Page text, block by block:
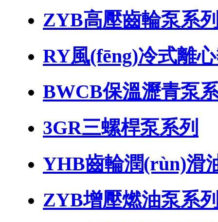
ZYB高壓齒輪泵系
RY風(fēng)冷式離
BWCB保溫瀝青泵
3GR三螺桿泵系列
YHB齒輪潤(rùn)滑
ZYB增壓燃油泵系